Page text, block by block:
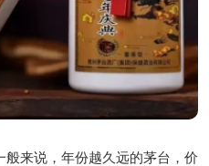
来说，年份越久远的茅台，价